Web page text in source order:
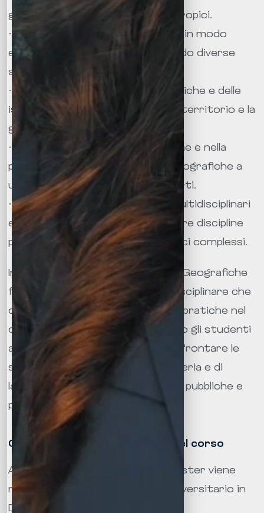
gestione dei rischi naturali e antropici.
· Capacità di insegnare geografia in modo
efficace e coinvolgente, utilizzando diverse
strategie didattiche.
· Conoscenza delle politiche pubbliche e delle
istituzioni che regolano l’uso del territorio e la
gestione delle risorse naturali.
· Competenza nella comunicazione e nella
presentazione di informazioni geografiche a
un pubblico di esperti e non esperti.
· Capacità di lavorare in gruppi multidisciplinari
e di collaborare con esperti di altre discipline
per affrontare problemi geografici complessi.
In generale, il Master in Discipline Geografiche
fornisce una formazione interdisciplinare che
combina conoscenze teoriche e pratiche nel
campo della geografia, preparando gli studenti
a diventare esperti in grado di affrontare le
sfide dell’insegnamento della materia e di
lavorare in diverse organizzazioni pubbliche e
private legate al territorio.
Certificato acquisito alla fine del corso
A seguito degli esami finali del Master viene
rilasciato il Diploma di Master Universitario in
Discipline Geografiche.